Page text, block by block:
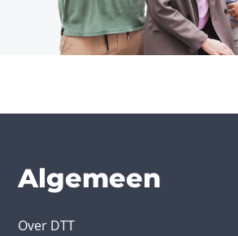
Algemeen
Over DTT